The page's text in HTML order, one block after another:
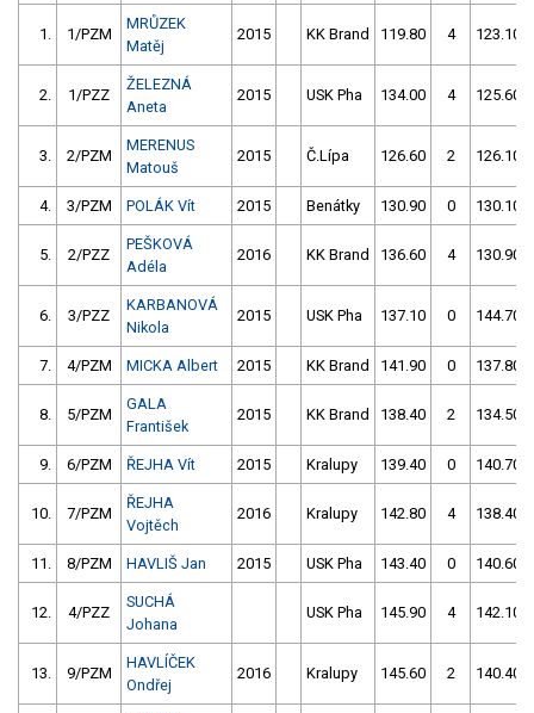
1. 1/PZM
MRŮZEK
Matěj
2015 KK Brand 119.80 4 123.10
2. 1/PZZ
ŽELEZNÁ
Aneta
2015 USK Pha 134.00 4 125.60
3. 2/PZM
MERENUS
Matouš
2015 Č.Lípa 126.60 2 126.10
4. 3/PZM POLÁK Vít 2015 Benátky 130.90 0 130.10
5. 2/PZZ
PEŠKOVÁ
Adéla
2016 KK Brand 136.60 4 130.90
6. 3/PZZ
KARBANOVÁ
Nikola
2015 USK Pha 137.10 0 144.70
7. 4/PZM MICKA Albert 2015 KK Brand 141.90 0 137.80
8. 5/PZM
GALA
František
2015 KK Brand 138.40 2 134.50
9. 6/PZM ŘEJHA Vít 2015 Kralupy 139.40 0 140.70
10. 7/PZM
ŘEJHA
Vojtěch
2016 Kralupy 142.80 4 138.40
11. 8/PZM HAVLIŠ Jan 2015 USK Pha 143.40 0 140.60
12. 4/PZZ
SUCHÁ
Johana
USK Pha 145.90 4 142.10
13. 9/PZM
HAVLÍČEK
Ondřej
2016 Kralupy 145.60 2 140.40